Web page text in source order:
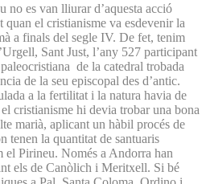
no es van lliurar d’aquesta acció
quan el cristianisme va esdevenir la
a finals del segle IV. De fet, tenim
Sant Just, l’any 527 participant
de la catedral trobada
de la seu episcopal des d’antic.
a la fertilitat i la natura havia de
cristianisme hi devia trobar una bona
marià, aplicant un hàbil procés de
tenen la quantitat de santuaris
el Pirineu. Només a Andorra han
els de Canòlich i Meritxell. Si bé